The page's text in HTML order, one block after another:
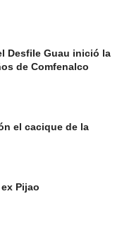
Desfile Guau inició la
de Comfenalco
el cacique de la
Pijao